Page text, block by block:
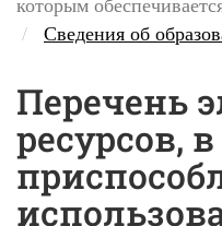
которым
Сведения об
Перечень
ресурсов,